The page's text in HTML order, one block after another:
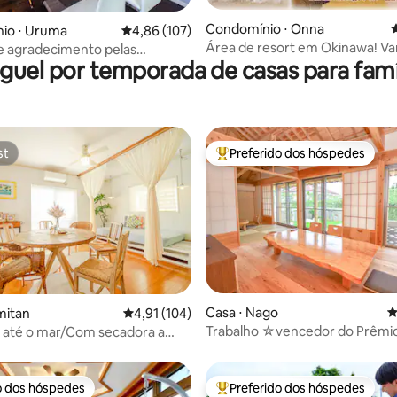
de 5, 219 avaliações
⋅ Uruma 4,86 de uma avaliação média de 5, 107
4,86 (107)
agradecimento pelas
excelentes! Perto da entrada
trevo da rodovia! Localização
Condomínio ⋅ Onna
Área de resort em Okinawa!
relaxar! * Condomínio de estilo
7 minutos da IC e 3 minutos a
por temporada de casas para
de 5, 170 avaliações4,91 de uma avaliação média de 5, 104
4,91 (104)
o mar/Com secadora a
carregador EV
Entre os melhores preferidos
Preferido dos hóspedes
Casa ⋅ Nago
Trabalho ☆vencedor do
dos hóspedes Preferido dos hóspedes